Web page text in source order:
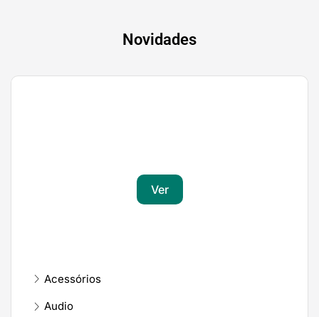
Novidades
Ver
Acessórios
Audio